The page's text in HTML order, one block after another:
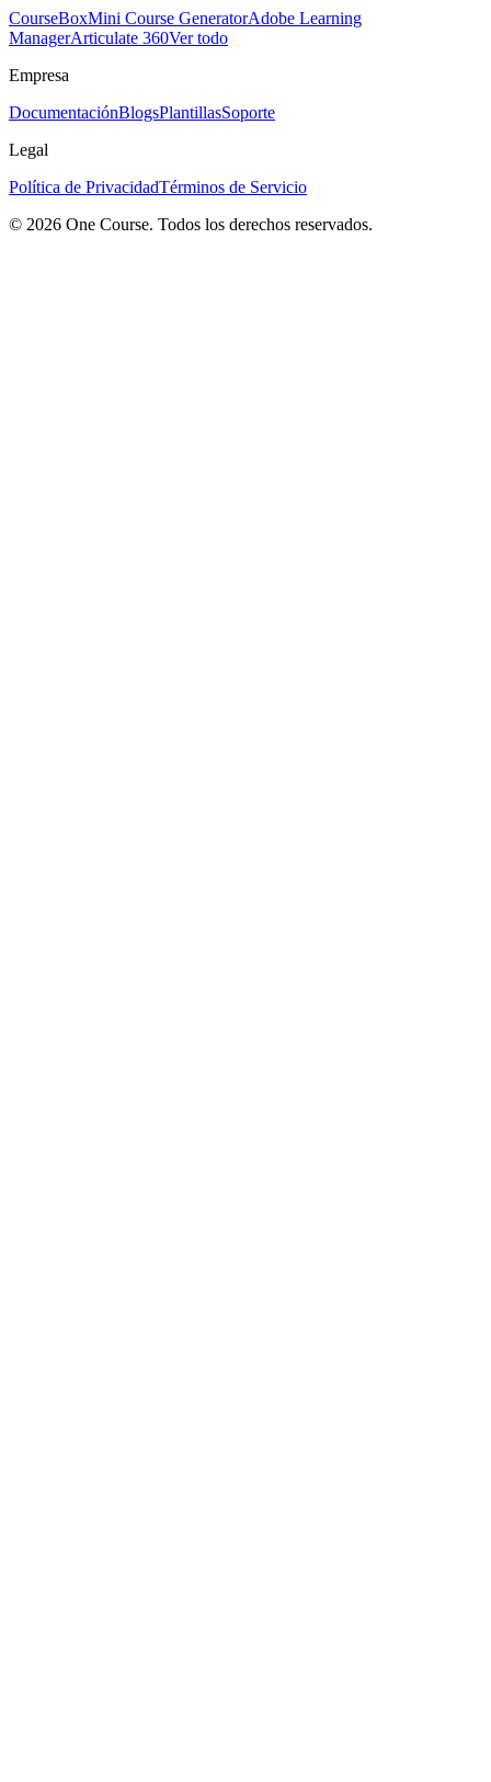
CourseBoxMini Course GeneratorAdobe Learning
ManagerArticulate 360Ver todo
Empresa
DocumentaciónBlogsPlantillasSoporte
Legal
Política de PrivacidadTérminos de Servicio
© 2026 One Course. Todos los derechos reservados.